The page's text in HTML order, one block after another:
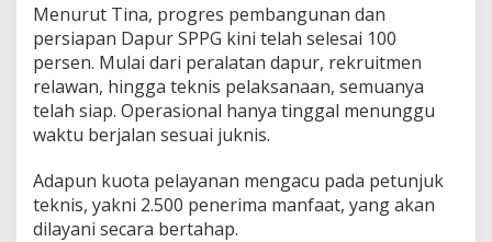
Menurut Tina, progres pembangunan dan
persiapan Dapur SPPG kini telah selesai 100
persen. Mulai dari peralatan dapur, rekruitmen
relawan, hingga teknis pelaksanaan, semuanya
telah siap. Operasional hanya tinggal menunggu
waktu berjalan sesuai juknis.
Adapun kuota pelayanan mengacu pada petunjuk
teknis, yakni 2.500 penerima manfaat, yang akan
dilayani secara bertahap.